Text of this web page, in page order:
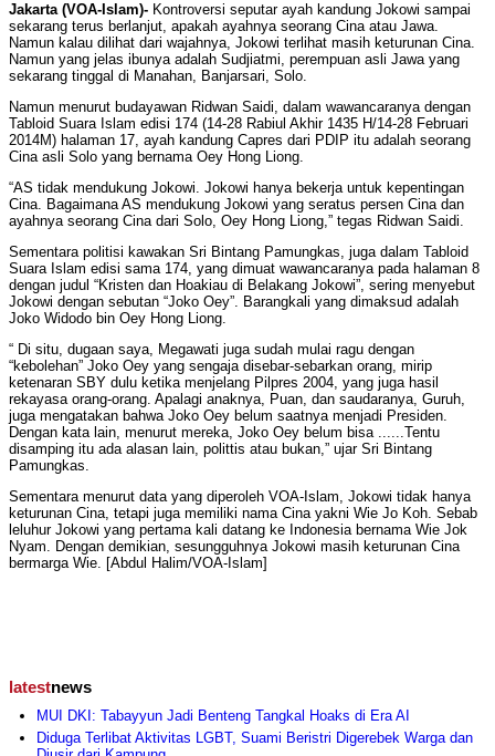
Jakarta (VOA-Islam)- Kontroversi seputar ayah kandung Jokowi sampai
sekarang terus berlanjut, apakah ayahnya seorang Cina atau Jawa.
Namun kalau dilihat dari wajahnya, Jokowi terlihat masih keturunan Cina.
Namun yang jelas ibunya adalah Sudjiatmi, perempuan asli Jawa yang
sekarang tinggal di Manahan, Banjarsari, Solo.
Namun menurut budayawan Ridwan Saidi, dalam wawancaranya dengan
Tabloid Suara Islam edisi 174 (14-28 Rabiul Akhir 1435 H/14-28 Februari
2014M) halaman 17, ayah kandung Capres dari PDIP itu adalah seorang
Cina asli Solo yang bernama Oey Hong Liong.
“AS tidak mendukung Jokowi. Jokowi hanya bekerja untuk kepentingan
Cina. Bagaimana AS mendukung Jokowi yang seratus persen Cina dan
ayahnya seorang Cina dari Solo, Oey Hong Liong,” tegas Ridwan Saidi.
Sementara politisi kawakan Sri Bintang Pamungkas, juga dalam Tabloid
Suara Islam edisi sama 174, yang dimuat wawancaranya pada halaman 8
dengan judul “Kristen dan Hoakiau di Belakang Jokowi”, sering menyebut
Jokowi dengan sebutan “Joko Oey”. Barangkali yang dimaksud adalah
Joko Widodo bin Oey Hong Liong.
“ Di situ, dugaan saya, Megawati juga sudah mulai ragu dengan
“kebolehan” Joko Oey yang sengaja disebar-sebarkan orang, mirip
ketenaran SBY dulu ketika menjelang Pilpres 2004, yang juga hasil
rekayasa orang-orang. Apalagi anaknya, Puan, dan saudaranya, Guruh,
juga mengatakan bahwa Joko Oey belum saatnya menjadi Presiden.
Dengan kata lain, menurut mereka, Joko Oey belum bisa ......Tentu
disamping itu ada alasan lain, polittis atau bukan,” ujar Sri Bintang
Pamungkas.
Sementara menurut data yang diperoleh VOA-Islam, Jokowi tidak hanya
keturunan Cina, tetapi juga memiliki nama Cina yakni Wie Jo Koh. Sebab
leluhur Jokowi yang pertama kali datang ke Indonesia bernama Wie Jok
Nyam. Dengan demikian, sesungguhnya Jokowi masih keturunan Cina
bermarga Wie. [Abdul Halim/VOA-Islam]
latestnews
MUI DKI: Tabayyun Jadi Benteng Tangkal Hoaks di Era AI
Diduga Terlibat Aktivitas LGBT, Suami Beristri Digerebek Warga dan